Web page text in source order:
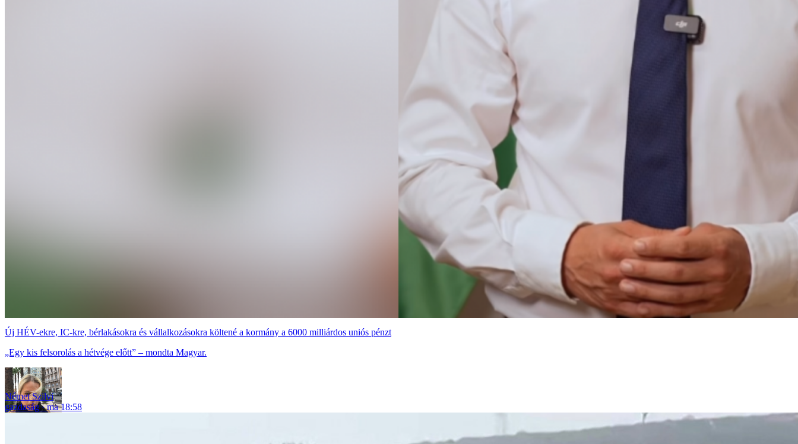
Új HÉV-ekre, IC-kre, bérlakásokra és vállalkozásokra költené a kormány a 6000 milliárdos uniós pénzt
„Egy kis felsorolás a hétvége előtt” – mondta Magyar.
Német Szilvi
gazdaság
ma 18:58